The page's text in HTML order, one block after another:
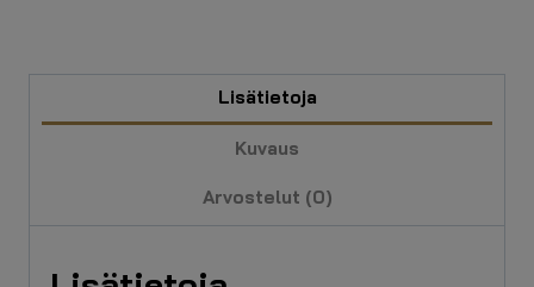
Lisätietoja
Kuvaus
Arvostelut (0)